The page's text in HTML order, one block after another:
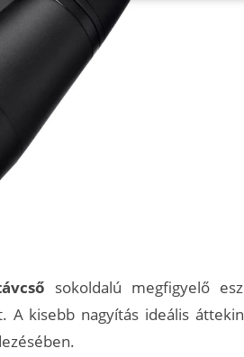
sokoldalú megfigyelő
kisebb nagyítás ideális